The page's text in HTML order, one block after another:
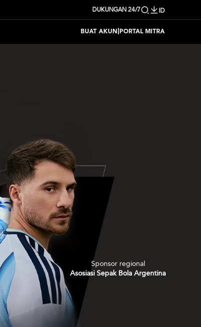
DUKUNGAN 24/7 ID
BUAT AKUN | PORTAL MITRA
Sponsor regional
Asosiasi Sepak Bola Argentina